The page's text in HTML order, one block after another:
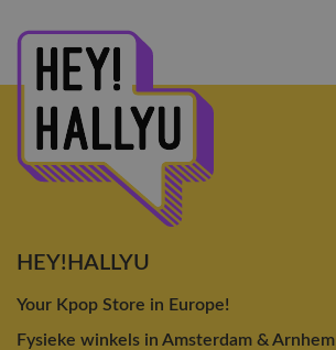
HEY!HALLYU
Your Kpop Store in Europe!
Fysieke winkels in Amsterdam & Arnhem